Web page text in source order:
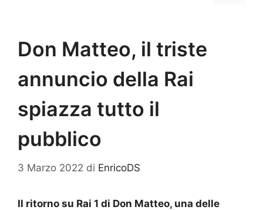
Don Matteo, il triste
annuncio della Rai
spiazza tutto il
pubblico
3 Marzo 2022 di EnricoDS
Il ritorno su Rai 1 di Don Matteo, una delle